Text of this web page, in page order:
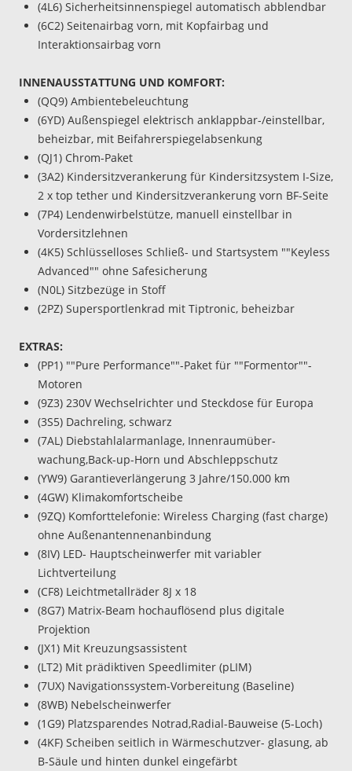
(4L6) Sicherheitsinnenspiegel automatisch abblendbar
(6C2) Seitenairbag vorn, mit Kopfairbag und
Interaktionsairbag vorn
INNENAUSSTATTUNG UND KOMFORT:
(QQ9) Ambientebeleuchtung
(6YD) Außenspiegel elektrisch anklappbar-/einstellbar,
beheizbar, mit Beifahrerspiegelabsenkung
(QJ1) Chrom-Paket
(3A2) Kindersitzverankerung für Kindersitzsystem I-Size,
2 x top tether und Kindersitzverankerung vorn BF-Seite
(7P4) Lendenwirbelstütze, manuell einstellbar in
Vordersitzlehnen
(4K5) Schlüsselloses Schließ- und Startsystem ""Keyless
Advanced"" ohne Safesicherung
(N0L) Sitzbezüge in Stoff
(2PZ) Supersportlenkrad mit Tiptronic, beheizbar
EXTRAS:
(PP1) ""Pure Performance""-Paket für ""Formentor""-
Motoren
(9Z3) 230V Wechselrichter und Steckdose für Europa
(3S5) Dachreling, schwarz
(7AL) Diebstahlalarmanlage, Innenraumüber-
wachung,Back-up-Horn und Abschleppschutz
(YW9) Garantieverlängerung 3 Jahre/150.000 km
(4GW) Klimakomfortscheibe
(9ZQ) Komforttelefonie: Wireless Charging (fast charge)
ohne Außenantennenanbindung
(8IV) LED- Hauptscheinwerfer mit variabler
Lichtverteilung
(CF8) Leichtmetallräder 8J x 18
(8G7) Matrix-Beam hochauflösend plus digitale
Projektion
(JX1) Mit Kreuzungsassistent
(LT2) Mit prädiktiven Speedlimiter (pLIM)
(7UX) Navigationssystem-Vorbereitung (Baseline)
(8WB) Nebelscheinwerfer
(1G9) Platzsparendes Notrad,Radial-Bauweise (5-Loch)
(4KF) Scheiben seitlich in Wärmeschutzver- glasung, ab
B-Säule und hinten dunkel eingefärbt